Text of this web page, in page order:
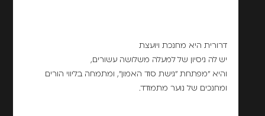
דרורית היא מחנכת ויועצת
יש לה ניסיון של למעלה משלושה עשורים,
והיא "מפתחת "גישת סוד האמון", ומתמחה בליווי הורים
ומחנכים של נוער מתמודד.